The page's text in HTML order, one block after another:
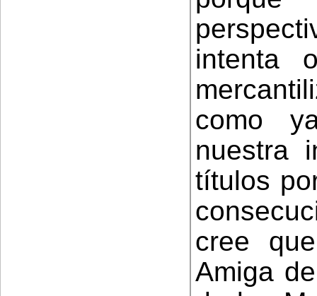
intenta
como
nuestra
títulos
cree
Amiga